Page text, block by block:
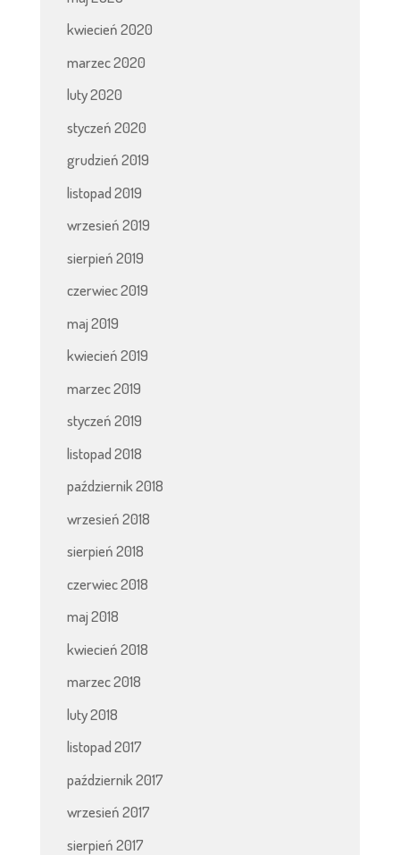
kwiecień 2020
marzec 2020
luty 2020
styczeń 2020
grudzień 2019
listopad 2019
wrzesień 2019
sierpień 2019
czerwiec 2019
maj 2019
kwiecień 2019
marzec 2019
styczeń 2019
listopad 2018
październik 2018
wrzesień 2018
sierpień 2018
czerwiec 2018
maj 2018
kwiecień 2018
marzec 2018
luty 2018
listopad 2017
październik 2017
wrzesień 2017
sierpień 2017